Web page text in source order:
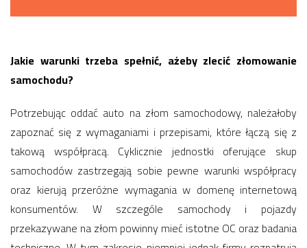
Jakie warunki trzeba spełnić, ażeby zlecić złomowanie
samochodu?
Potrzebując oddać auto na złom samochodowy, należałoby
zapoznać się z wymaganiami i przepisami, które łączą się z
takową współpracą. Cyklicznie jednostki oferujące skup
samochodów zastrzegają sobie pewne warunki współpracy
oraz kierują przeróżne wymagania w domenę internetową
konsumentów. W szczególe samochody i pojazdy
przekazywane na złom powinny mieć istotne OC oraz badania